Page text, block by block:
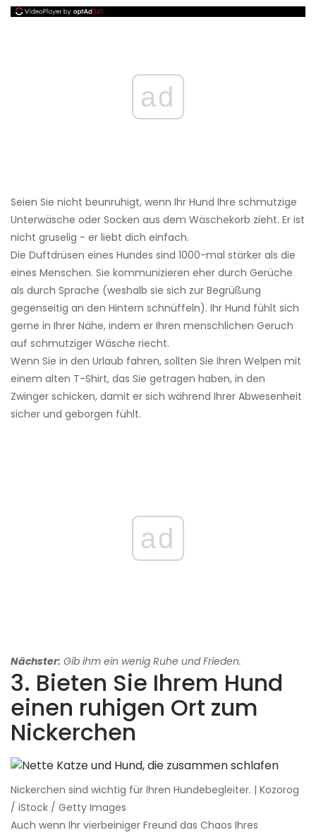
ad
Seien Sie nicht beunruhigt, wenn Ihr Hund Ihre schmutzige
Unterwäsche oder Socken aus dem Wäschekorb zieht. Er ist
nicht gruselig - er liebt dich einfach.
Die Duftdrüsen eines Hundes sind 1000-mal stärker als die
eines Menschen. Sie kommunizieren eher durch Gerüche
als durch Sprache (weshalb sie sich zur Begrüßung
gegenseitig an den Hintern schnüffeln). Ihr Hund fühlt sich
gerne in Ihrer Nähe, indem er Ihren menschlichen Geruch
auf schmutziger Wäsche riecht.
Wenn Sie in den Urlaub fahren, sollten Sie Ihren Welpen mit
einem alten T-Shirt, das Sie getragen haben, in den
Zwinger schicken, damit er sich während Ihrer Abwesenheit
sicher und geborgen fühlt.
ad
Nächster: Gib ihm ein wenig Ruhe und Frieden.
3. Bieten Sie Ihrem Hund
einen ruhigen Ort zum
Nickerchen
Nickerchen sind wichtig für Ihren Hundebegleiter. | Kozorog
/ iStock / Getty Images
Auch wenn Ihr vierbeiniger Freund das Chaos Ihres